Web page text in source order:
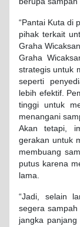
“Pantai Kuta di
pihak terkait
Graha
Graha
strategis untuk
seperti
lebih efektif.
tinggi untuk
menangani
Akan tetapi,
gerakan untuk
membuang
putus karena
lama.
“Jadi, selain
segera
jangka